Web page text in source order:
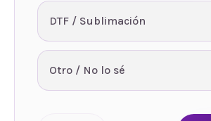
DTF / Sublimación
Otro / No lo sé